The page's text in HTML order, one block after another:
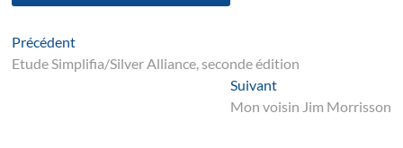
Navigation
de
PrécédentArticle
suivant
Etude Simplifia/Silver Alliance, seconde édition
SuivantSuivant
post:
Mon voisin Jim Morrisson